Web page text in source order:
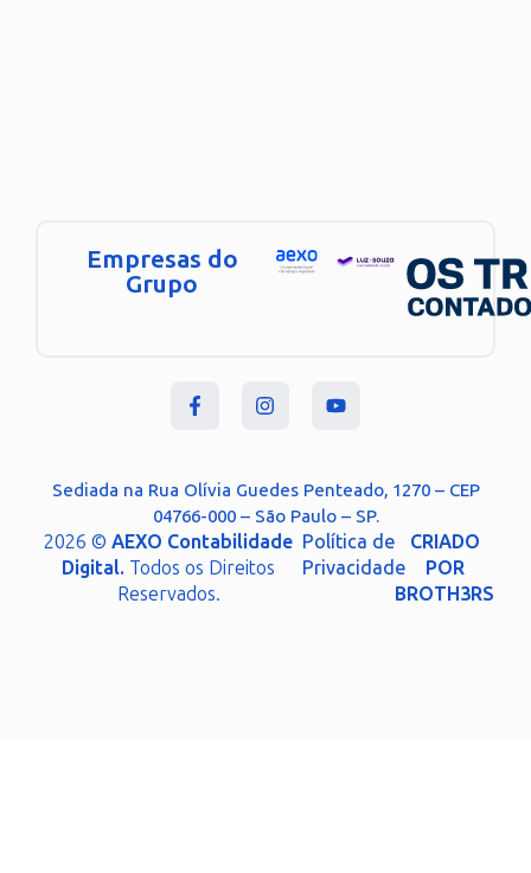
Empresas do
Grupo
Sediada na Rua Olívia Guedes Penteado, 1270 – CEP
04766-000 – São Paulo – SP.
2026 ©AEXO Contabilidade
Digital. Todos os Direitos
Reservados.
Política de
Privacidade
CRIADO
POR
BROTH3RS